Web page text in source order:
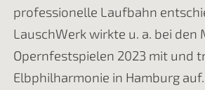
professionelle Laufbahn
LauschWerk wirkte u. a. bei den
Opernfestspielen 2023 mit und
Elbphilharmonie in Hamburg